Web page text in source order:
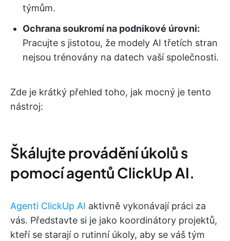
týmům.
Ochrana soukromí na podnikové úrovni:
Pracujte s jistotou, že modely AI třetích stran
nejsou trénovány na datech vaší společnosti.
Zde je krátký přehled toho, jak mocný je tento
nástroj:
Škálujte provádění úkolů s
pomocí agentů ClickUp AI.
Agenti ClickUp AI aktivně vykonávají práci za
vás. Představte si je jako koordinátory projektů,
kteří se starají o rutinní úkoly, aby se váš tým